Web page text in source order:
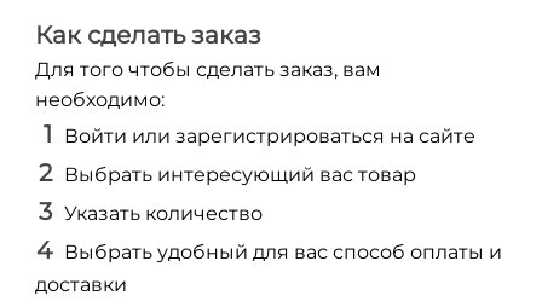
Как сделать заказ
Для того чтобы сделать заказ, вам
необходимо:
Войти или зарегистрироваться на сайте
Выбрать интересующий вас товар
Указать количество
Выбрать удобный для вас способ оплаты и
доставки